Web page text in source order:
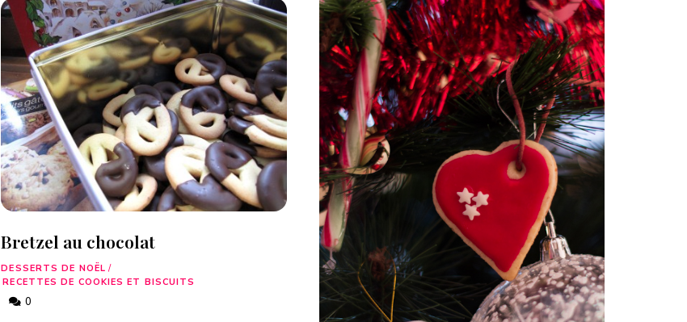
Bretzel au chocolat
DESSERTS DE NOËL /
RECETTES DE COOKIES ET BISCUITS
0